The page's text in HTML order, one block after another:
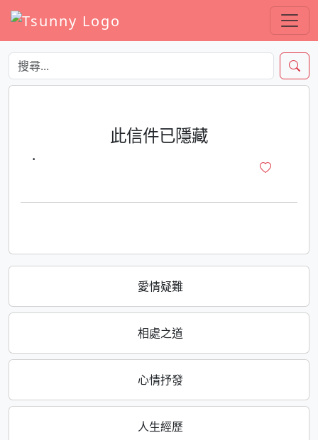
愛情疑難
相處之道
心情抒發
人生經歷
此信件已隱藏
·